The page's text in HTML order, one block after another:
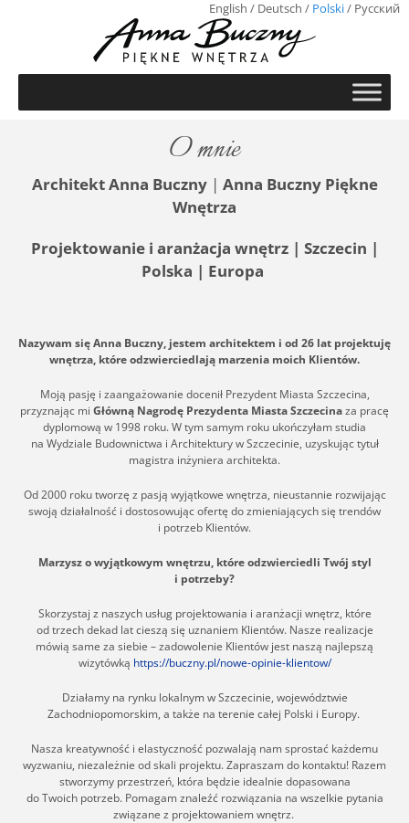
English / Deutsch / Polski/ Русский
O mnie
Architekt Anna Buczny| Anna Buczny Piękne
Wnętrza
Projektowanie i aranżacja wnętrz | Szczecin |
Polska | Europa
Nazywam się Anna Buczny, jestem architektem i od 26 lat projektuję
wnętrza, które odzwierciedlają marzenia moich Klientów.
Moją pasję i zaangażowanie docenił Prezydent Miasta Szczecina,
przyznając mi Główną Nagrodę Prezydenta Miasta Szczecinaza pracę
dyplomową w 1998 roku. W tym samym roku ukończyłam studia
na Wydziale Budownictwa i Architektury w Szczecinie, uzyskując tytuł
magistra inżyniera architekta.
Od 2000 roku tworzę z pasją wyjątkowe wnętrza, nieustannie rozwijając
swoją działalność i dostosowując ofertę do zmieniających się trendów
i potrzeb Klientów.
Marzysz o wyjątkowym wnętrzu, które odzwierciedli Twój styl
i potrzeby?
Skorzystaj z naszych usług projektowania i aranżacji wnętrz, które
od trzech dekad lat cieszą się uznaniem Klientów. Nasze realizacje
mówią same za siebie – zadowolenie Klientów jest naszą najlepszą
wizytówką https://buczny.pl/nowe-opinie-klientow/
Działamy na rynku lokalnym w Szczecinie, województwie
Zachodniopomorskim, a także na terenie całej Polski i Europy.
Nasza kreatywność i elastyczność pozwalają nam sprostać każdemu
wyzwaniu, niezależnie od skali projektu. Zapraszam do kontaktu! Razem
stworzymy przestrzeń, która będzie idealnie dopasowana
do Twoich potrzeb. Pomagam znaleźć rozwiązania na wszelkie pytania
związane z projektowaniem wnętrz.